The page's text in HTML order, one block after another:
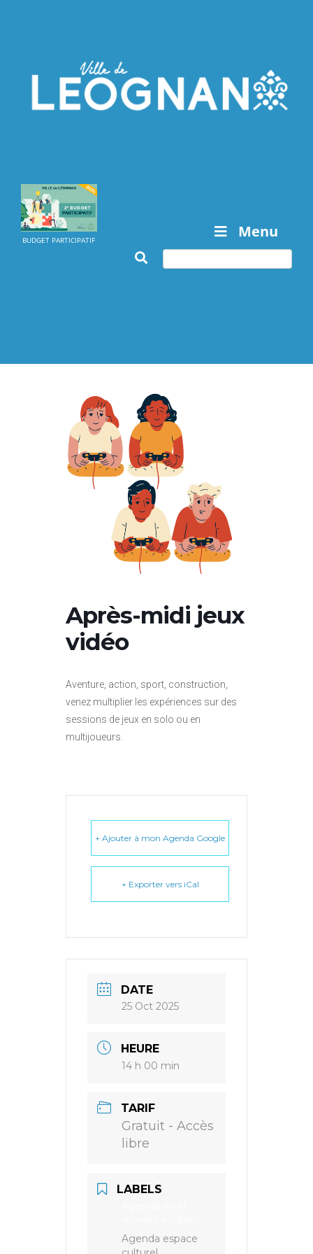
BUDGET PARTICIPATIF Menu
Après-midi jeux
vidéo
Aventure, action, sport, construction,
venez multiplier les expériences sur des
sessions de jeux en solo ou en
multijoueurs.
+ Ajouter à mon Agenda Google
+ Exporter vers iCal
DATE
25 Oct 2025
HEURE
14 h 00 min
TARIF
Gratuit - Accès
libre
LABELS
Agenda espace